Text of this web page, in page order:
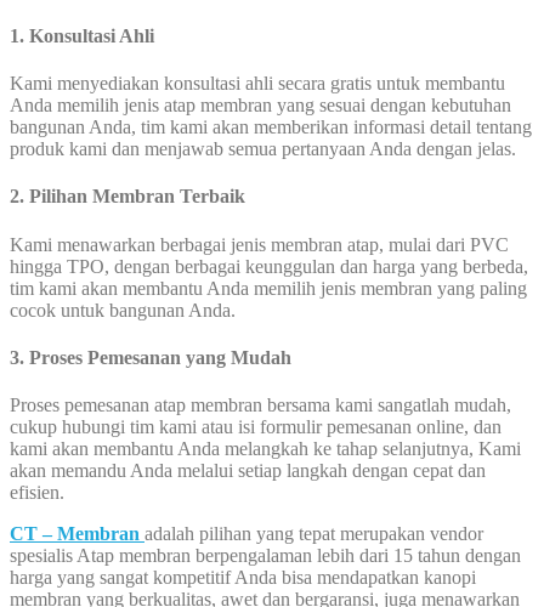
1. Konsultasi Ahli
Kami menyediakan konsultasi ahli secara gratis untuk membantu
Anda memilih jenis atap membran yang sesuai dengan kebutuhan
bangunan Anda, tim kami akan memberikan informasi detail tentang
produk kami dan menjawab semua pertanyaan Anda dengan jelas.
2. Pilihan Membran Terbaik
Kami menawarkan berbagai jenis membran atap, mulai dari PVC
hingga TPO, dengan berbagai keunggulan dan harga yang berbeda,
tim kami akan membantu Anda memilih jenis membran yang paling
cocok untuk bangunan Anda.
3. Proses Pemesanan yang Mudah
Proses pemesanan atap membran bersama kami sangatlah mudah,
cukup hubungi tim kami atau isi formulir pemesanan online, dan
kami akan membantu Anda melangkah ke tahap selanjutnya, Kami
akan memandu Anda melalui setiap langkah dengan cepat dan
efisien.
CT – Membran adalah pilihan yang tepat merupakan vendor
spesialis Atap membran berpengalaman lebih dari 15 tahun dengan
harga yang sangat kompetitif Anda bisa mendapatkan kanopi
membran yang berkualitas, awet dan bergaransi, juga menawarkan